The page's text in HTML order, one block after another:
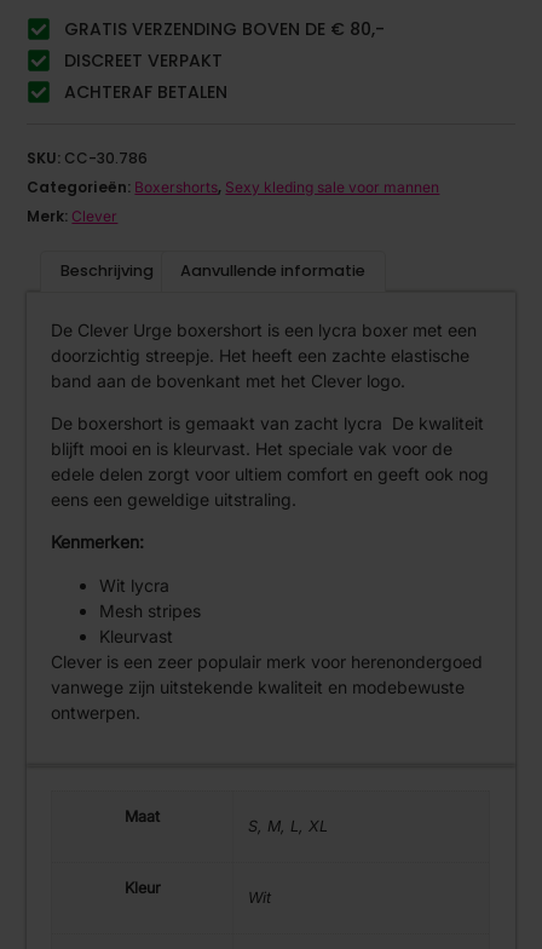
GRATIS VERZENDING BOVEN DE € 80,-
DISCREET VERPAKT
ACHTERAF BETALEN
SKU: CC-30.786
Categorieën: Boxershorts, Sexy kleding sale voor mannen
Merk: Clever
Beschrijving Aanvullende informatie
De Clever Urge boxershort is een lycra boxer met een
doorzichtig streepje. Het heeft een zachte elastische
band aan de bovenkant met het Clever logo.
De boxershort is gemaakt van zacht lycra De kwaliteit
blijft mooi en is kleurvast. Het speciale vak voor de
edele delen zorgt voor ultiem comfort en geeft ook nog
eens een geweldige uitstraling.
Kenmerken:
Wit lycra
Mesh stripes
Kleurvast
Clever is een zeer populair merk voor herenondergoed
vanwege zijn uitstekende kwaliteit en modebewuste
ontwerpen.
Maat
S, M, L, XL
Kleur
Wit